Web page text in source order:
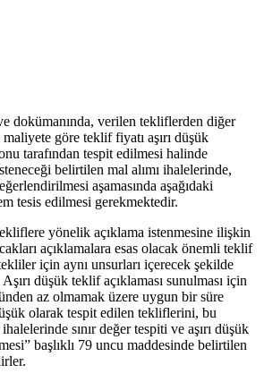
dokümanında, verilen tekliflerden diğer
göre teklif fiyatı aşırı düşük
tarafından tespit edilmesi halinde
belirtilen mal alımı ihalelerinde,
aşamasında aşağıdaki
tesis edilmesi gerekmektedir.
yönelik açıklama istenmesine ilişkin
açıklamalara esas olacak önemli teklif
için aynı unsurları içerecek şekilde
düşük teklif açıklaması sunulması için
az olmamak üzere uygun bir süre
olarak tespit edilen tekliflerini, bu
sınır değer tespiti ve aşırı düşük
başlıklı 79 uncu maddesinde belirtilen